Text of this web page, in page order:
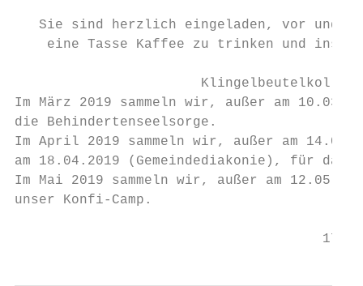
Sie sind herzlich eingeladen, vor und
eine Tasse Kaffee zu trinken und ins
Im März 2019 sammeln wir, außer am
die Behindertenseelsorge.
Im April 2019 sammeln wir, außer am
am 18.04.2019 (Gemeindediakonie), für das
Im Mai 2019 sammeln wir, außer am
unser Konfi-Camp.
                                      17